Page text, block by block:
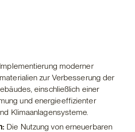
moderner
zur Verbesserung der
einschließlich einer
und energieeffizienter
Klimaanlagensysteme.
Die Nutzung von erneuerbaren